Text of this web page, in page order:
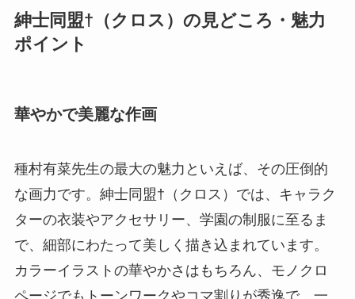
紳士同盟†（クロス）の見どころ・魅力
ポイント
華やかで美麗な作画
種村有菜先生の最大の魅力といえば、その圧倒的
な画力です。紳士同盟†（クロス）では、キャラク
ターの衣装やアクセサリー、学園の制服に至るま
で、細部にわたって美しく描き込まれています。
カラーイラストの華やかさはもちろん、モノクロ
ページでもトーンワークやコマ割りが秀逸で、一